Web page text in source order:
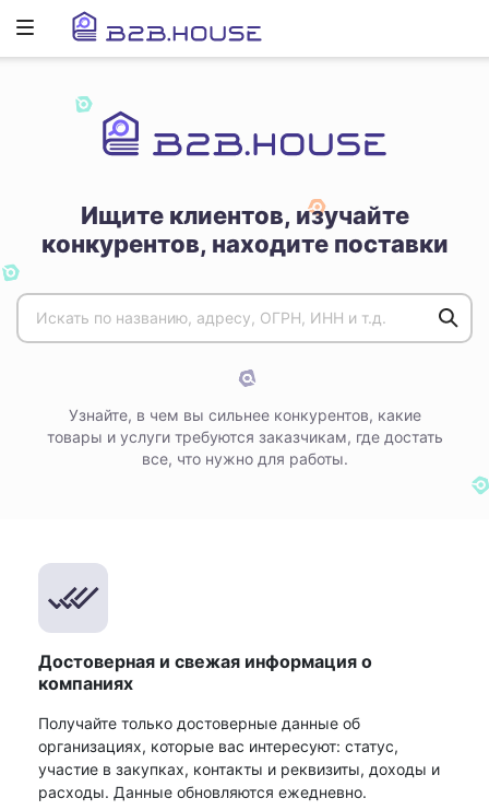
Развернуть
Ищите клиентов, изучайте
конкурентов, находите поставки
Узнайте, в чем вы сильнее конкурентов, какие
товары и услуги требуются заказчикам, где достать
все, что нужно для работы.
Достоверная и свежая информация о
компаниях
Получайте только достоверные данные об
организациях, которые вас интересуют: статус,
участие в закупках, контакты и реквизиты, доходы и
расходы. Данные обновляются ежедневно.